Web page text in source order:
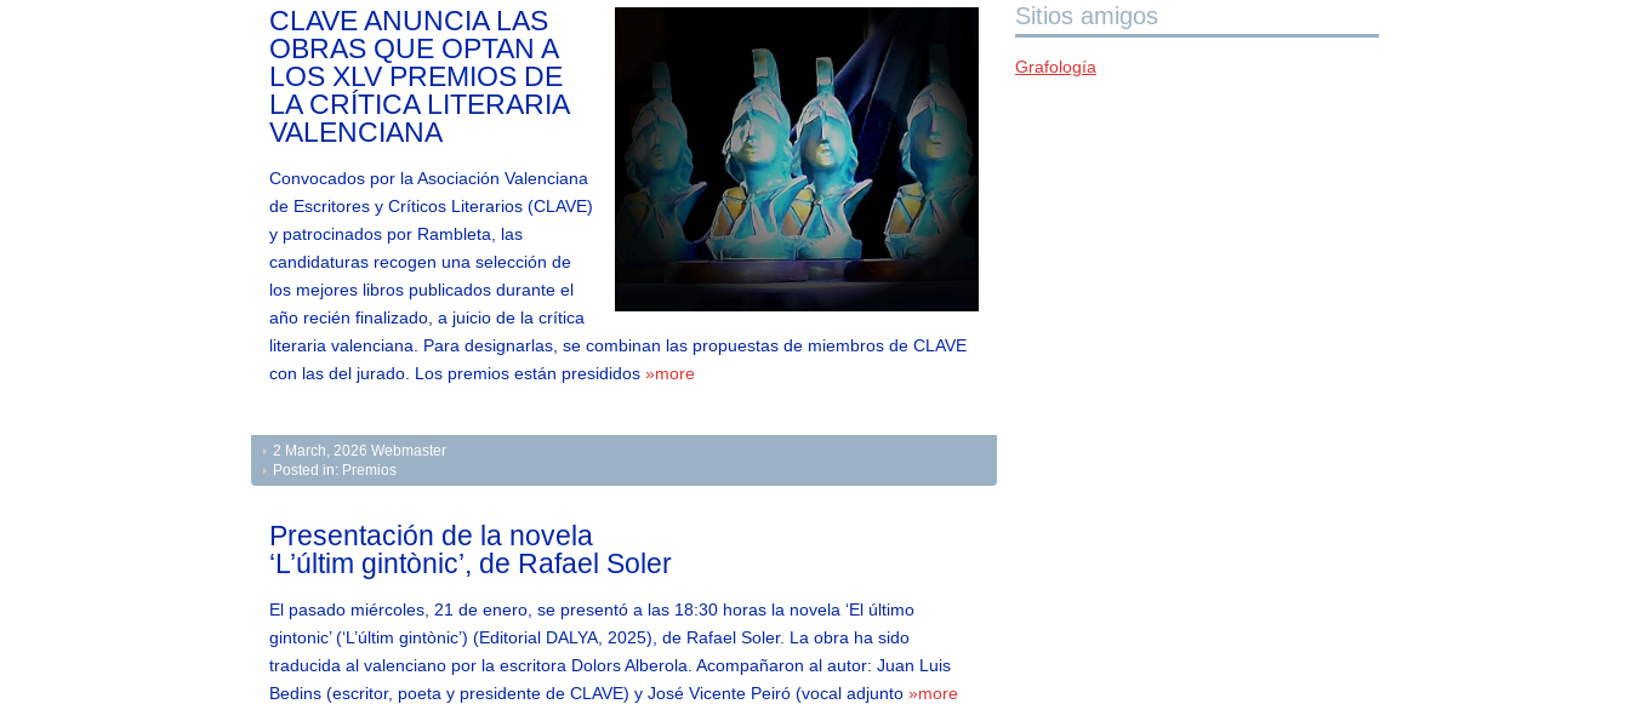
CLAVE ANUNCIA LAS
OBRAS QUE OPTAN A
LOS XLV PREMIOS DE
LA CRÍTICA LITERARIA
VALENCIANA
Convocados por la Asociación Valenciana
de Escritores y Críticos Literarios (CLAVE)
y patrocinados por Rambleta, las
candidaturas recogen una selección de
los mejores libros publicados durante el
año recién finalizado, a juicio de la crítica
literaria valenciana. Para designarlas, se combinan las propuestas de miembros de CLAVE
con las del jurado. Los premios están presididos »more
2 March, 2026 Webmaster
Posted in: Premios
Presentación de la novela
‘L’últim gintònic’, de Rafael Soler
El pasado miércoles, 21 de enero, se presentó a las 18:30 horas la novela ‘El último
gintonic’ (‘L’últim gintònic’) (Editorial DALYA, 2025), de Rafael Soler. La obra ha sido
traducida al valenciano por la escritora Dolors Alberola. Acompañaron al autor: Juan Luis
Bedins (escritor, poeta y presidente de CLAVE) y José Vicente Peiró (vocal adjunto »more
Sitios amigos
Grafología